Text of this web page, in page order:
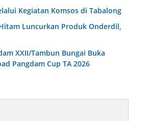
Kegiatan Komsos di Tabalong
Luncurkan Produk Onderdil,
XXII/Tambun Bungai Buka
Pangdam Cup TA 2026